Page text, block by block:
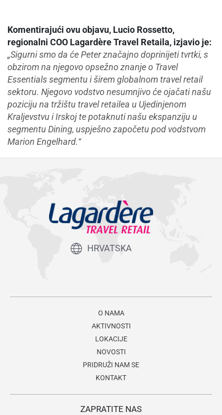
Komentirajući ovu objavu, Lucio Rossetto,
regionalni COO Lagardère Travel Retaila, izjavio je:
„Sigurni smo da će Peter značajno doprinijeti tvrtki, s
obzirom na njegovo opsežno znanje o Travel
Essentials segmentu i širem globalnom travel retail
sektoru. Njegovo vodstvo nesumnjivo će ojačati našu
poziciju na tržištu travel retailea u Ujedinjenom
Kraljevstvu i Irskoj te potaknuti našu ekspanziju u
segmentu Dining, uspješno započetu pod vodstvom
Marion Engelhard.“
HRVATSKA
O NAMA
AKTIVNOSTI
LOKACIJE
NOVOSTI
PRIDRUŽI NAM SE
KONTAKT
ZAPRATITE NAS